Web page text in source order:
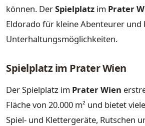
können. DerSpielplatz im Prater
Eldorado für kleine Abenteurer und
Unterhaltungsmöglichkeiten.
Spielplatz im Prater Wien
Der Spielplatz im Prater Wien
Fläche von 20.000 m² und bietet
Spiel- und Klettergeräte, Rutschen